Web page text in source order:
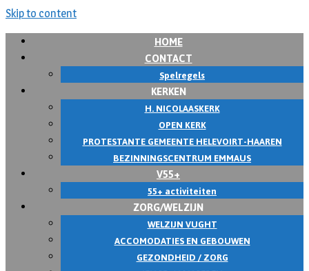
Skip to content
HOME
CONTACT
Spelregels
KERKEN
H. NICOLAASKERK
OPEN KERK
PROTESTANTE GEMEENTE HELEVOIRT-HAAREN
BEZINNINGSCENTRUM EMMAUS
V55+
55+ activiteiten
ZORG/WELZIJN
WELZIJN VUGHT
ACCOMODATIES EN GEBOUWEN
GEZONDHEID / ZORG